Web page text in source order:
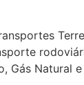
Gás Natural